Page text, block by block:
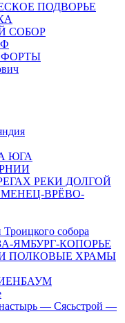
ПОДВОРЬЕ
СОБОР
ФОРТЫ
ЮГА
РЕКИ ДОЛГОЙ
ВРЁВО-
собора
ЯМБУРГ-КОПОРЬЕ
ПОЛКОВЫЕ ХРАМЫ
— Сясьстрой —